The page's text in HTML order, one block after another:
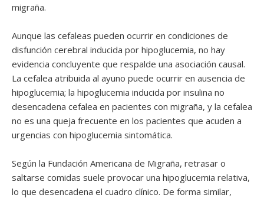
migraña.
Aunque las cefaleas pueden ocurrir en condiciones de
disfunción cerebral inducida por hipoglucemia, no hay
evidencia concluyente que respalde una asociación causal.
La cefalea atribuida al ayuno puede ocurrir en ausencia de
hipoglucemia; la hipoglucemia inducida por insulina no
desencadena cefalea en pacientes con migraña, y la cefalea
no es una queja frecuente en los pacientes que acuden a
urgencias con hipoglucemia sintomática.
Según la Fundación Americana de Migraña, retrasar o
saltarse comidas suele provocar una hipoglucemia relativa,
lo que desencadena el cuadro clínico. De forma similar,